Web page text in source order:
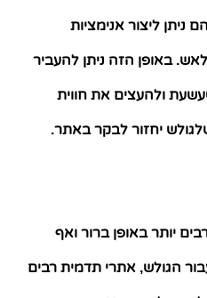
ליצור אנימציות
.באופן הזה ניתן להעביר
ולהעצים את חווית
יחזור לבקר באתר.
יותר באופן ברור ואף
הגולש, אתרי תדמית רבים